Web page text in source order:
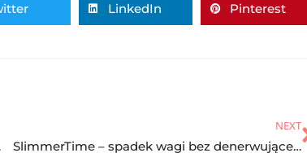
LinkedIn Pinterest
NEXT
SlimmerTime – spadek wagi bez denerwującego głodu